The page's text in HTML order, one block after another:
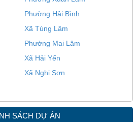
Phường Hải Bình
Xã Tùng Lâm
Phường Mai Lâm
Xã Hải Yến
Xã Nghi Sơn
SÁCH DỰ ÁN